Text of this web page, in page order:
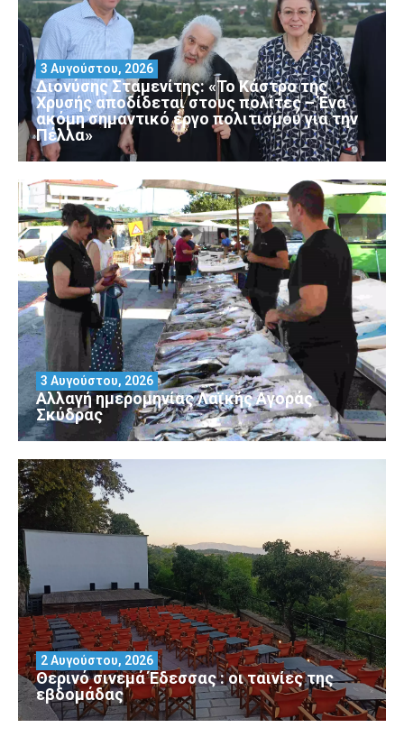
Διονύσης Σταμενίτης: «Το Κάστρο της
Χρυσής αποδίδεται στους πολίτες – Ένα
ακόμη σημαντικό έργο πολιτισμού για την
Πέλλα»
3 Αυγούστου, 2026
Αλλαγή ημερομηνίας Λαϊκής Αγοράς
Σκύδρας
3 Αυγούστου, 2026
Θερινό σινεμά Έδεσσας : οι ταινίες της
εβδομάδας
2 Αυγούστου, 2026